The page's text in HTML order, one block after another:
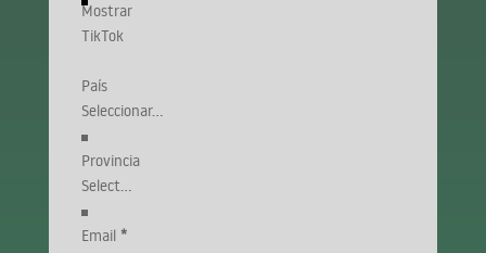
Mostrar
TikTok
País
Provincia
Email *